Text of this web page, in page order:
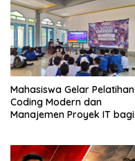
Mahasiswa Gelar Pelatihan
Coding Modern dan
Manajemen Proyek IT bagi